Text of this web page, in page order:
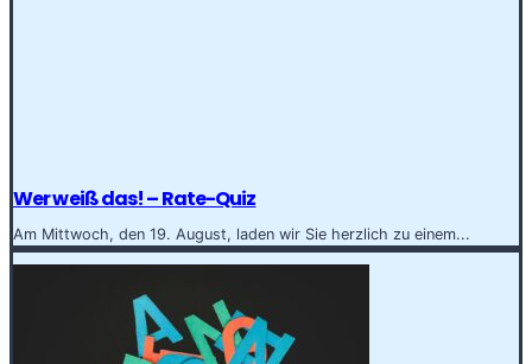
Wer weiß das! – Rate-Quiz
Am Mittwoch, den 19. August, laden wir Sie herzlich zu einem...